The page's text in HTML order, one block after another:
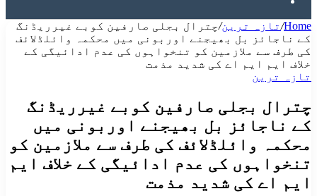
Home
/تازہ ترین/چترال بجلی صارفین کوبے غیرریڈنگ
کے ناجائز بل بھیجنے اوربونی میں محکمہ وائلڈلائف
کی طرف سے ملازمین کو تنخواہوں کی عدم ادائیگی کے
خلاف ایم ایم اے کی شدید مذمت
تازہ ترین
چترال بجلی صارفین کوبے غیرریڈنگ
کے ناجائز بل بھیجنے اوربونی میں
محکمہ وائلڈلائف کی طرف سے ملازمین کو
تنخواہوں کی عدم ادائیگی کے خلاف ایم
ایم اے کی شدید مذمت